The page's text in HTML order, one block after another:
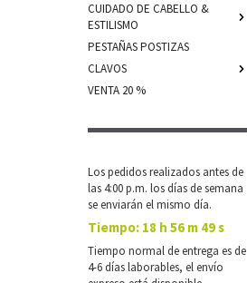
CUIDADO DE CABELLO &
ESTILISMO
PESTAÑAS POSTIZAS
CLAVOS
VENTA 20 %
Los pedidos realizados antes de
las 4:00 p.m. los días de semana
se enviarán el mismo día.
Tiempo: 18 h 56 m 49 s
Tiempo normal de entrega es de
4-6 días laborables, el envío